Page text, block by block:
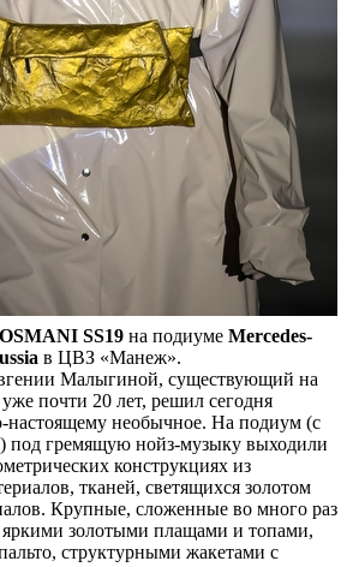
SS19 на подиуме Mercedes-
в ЦВЗ «Манеж».
Малыгиной, существующий на
почти 20 лет, решил сегодня
настоящему необычное. На подиум (с
под гремящую нойз-музыку выходили
конструкциях из
тканей, светящихся золотом
Крупные, сложенные во много раз
яркими золотыми плащами и топами,
структурными жакетами с